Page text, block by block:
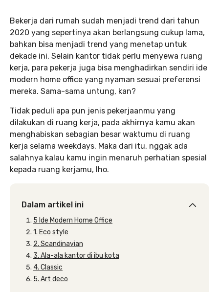
Bekerja dari rumah sudah menjadi trend dari tahun
2020 yang sepertinya akan berlangsung cukup lama,
bahkan bisa menjadi trend yang menetap untuk
dekade ini. Selain kantor tidak perlu menyewa ruang
kerja, para pekerja juga bisa menghadirkan sendiri ide
modern home office yang nyaman sesuai preferensi
mereka. Sama-sama untung, kan?
Tidak peduli apa pun jenis pekerjaanmu yang
dilakukan di ruang kerja, pada akhirnya kamu akan
menghabiskan sebagian besar waktumu di ruang
kerja selama weekdays. Maka dari itu, nggak ada
salahnya kalau kamu ingin menaruh perhatian spesial
kepada ruang kerjamu, lho.
Dalam artikel ini
5 Ide Modern Home Office
1. Eco style
2. Scandinavian
3. Ala-ala kantor di ibu kota
4. Classic
5. Art deco